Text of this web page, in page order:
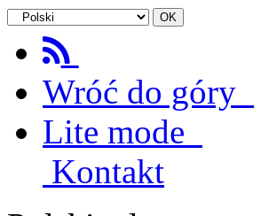
Wróć do góry
Lite mode
Kontakt